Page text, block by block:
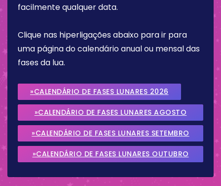
facilmente qualquer data.
Clique nas hiperligações abaixo para ir para
uma página do calendário anual ou mensal das
fases da lua.
»CALENDÁRIO DE FASES LUNARES 2026
»CALENDÁRIO DE FASES LUNARES AGOSTO
2026
»CALENDÁRIO DE FASES LUNARES SETEMBRO
2026
»CALENDÁRIO DE FASES LUNARES OUTUBRO